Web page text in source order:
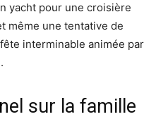
yacht pour une croisière
même une tentative de
interminable animée par
sur la famille